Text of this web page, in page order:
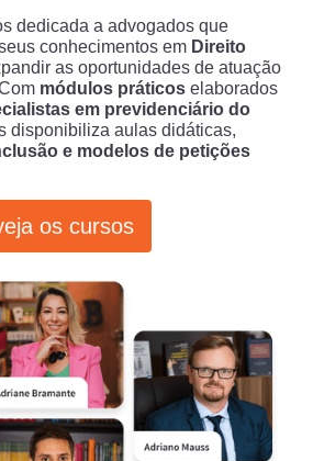
dedicada a advogados que
conhecimentos em Direito
as oportunidades de atuação
módulos práticos elaborados
em previdenciário do
disponibiliza aulas didáticas,
e modelos de petições
os cursos